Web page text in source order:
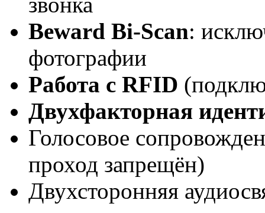
Beward Bi-Scan:
фотографии
Работа с RFID
Двухфакторная
Голосовое
проход запрещён)
Двухсторонняя